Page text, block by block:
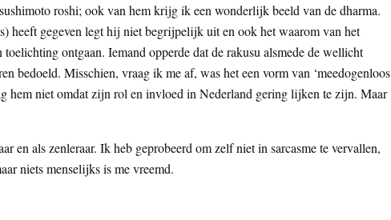
roshi; ook van hem krijg ik een wonderlijk beeld van de dharma.
heeft gegeven legt hij niet begrijpelijk uit en ook het waarom van het
ontgaan. Iemand opperde dat de rakusu alsmede de wellicht
bedoeld. Misschien, vraag ik me af, was het een vorm van ‘meedogenloos
hem niet omdat zijn rol en invloed in Nederland gering lijken te zijn. Maar
en als zenleraar. Ik heb geprobeerd om zelf niet in sarcasme te vervallen,
niets menselijks is me vreemd.